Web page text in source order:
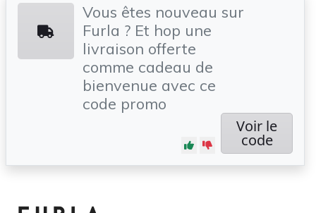
Vous êtes nouveau sur
Furla ? Et hop une
livraison offerte
comme cadeau de
bienvenue avec ce
code promo
Voir le
code